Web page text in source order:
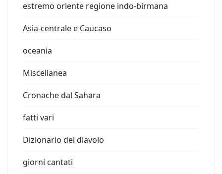
estremo oriente regione indo-birmana
Asia-centrale e Caucaso
oceania
Miscellanea
Cronache dal Sahara
fatti vari
Dizionario del diavolo
giorni cantati